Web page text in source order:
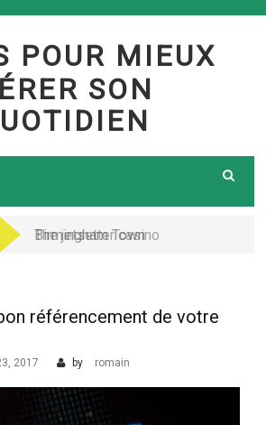
POUR MIEUX
SON
Birmingham Town
The jetsetter casino
lord of your sea pokie
Harbors Mercantile
Office Solutions Pvt
Ltd.
référencement de votre
2017 by romain